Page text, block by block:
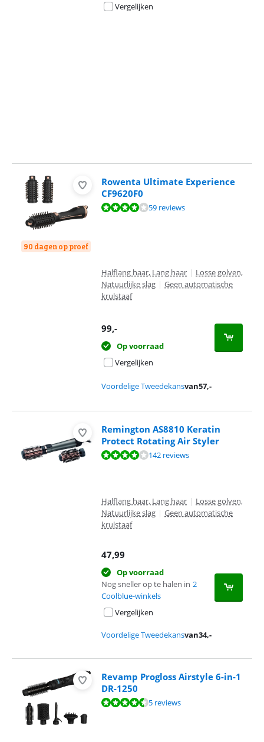
Vergelijken
90 dagen op proef
Rowenta Ultimate Experience
CF9620F0
Beoordeling is 8,2 van de 10, gebaseerd op 59 reviews.
59 reviews
Halflang haar, Lang haar | Losse golven,
Natuurlijke slag | Geen automatische
krulstaaf
99,-
Op voorraad
Vergelijken
Voordelige Tweedekansvan57,-
Remington AS8810 Keratin
Protect Rotating Air Styler
Beoordeling is 8,4 van de 10, gebaseerd op 142 reviews.
142 reviews
Halflang haar, Lang haar | Losse golven,
Natuurlijke slag | Geen automatische
krulstaaf
47,99
Op voorraad
Nog sneller op te halen in 2
Coolblue-winkels
Vergelijken
Voordelige Tweedekansvan34,-
Revamp Progloss Airstyle 6-in-1
DR-1250
Beoordeling is 9,2 van de 10, gebaseerd op 5 reviews.
5 reviews